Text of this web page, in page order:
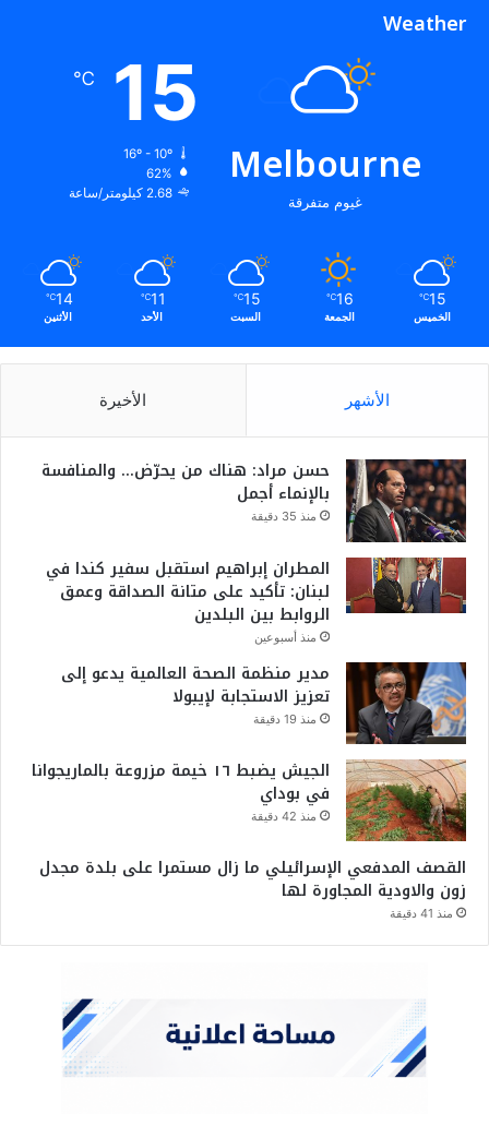
Weather
Melbourne
غيوم متفرقة
15
℃
16º - 10º
62%
2.68 كيلومتر/ساعة
15
℃
الخميس
16
℃
الجمعة
15
℃
السبت
11
℃
الأحد
14
℃
الأثنين
الأشهر الأخيرة
حسن مراد: هناك من يحرّض… والمنافسة
بالإنماء أجمل
منذ 35 دقيقة
المطران إبراهيم استقبل سفير كندا في
لبنان: تأكيد على متانة الصداقة وعمق
الروابط بين البلدين
منذ أسبوعين
مدير منظمة الصحة العالمية يدعو إلى
تعزيز الاستجابة لإيبولا
منذ 19 دقيقة
الجيش يضبط ١٦ خيمة مزروعة بالماريجوانا
في بوداي
منذ 42 دقيقة
القصف المدفعي الإسرائيلي ما زال مستمرا على بلدة مجدل
زون والاودية المجاورة لها
منذ 41 دقيقة